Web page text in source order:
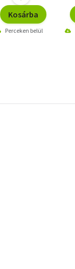
Kosárba
Perceken belül